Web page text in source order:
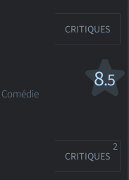
CRITIQUES
8.5
Comédie
CRITIQUES
2